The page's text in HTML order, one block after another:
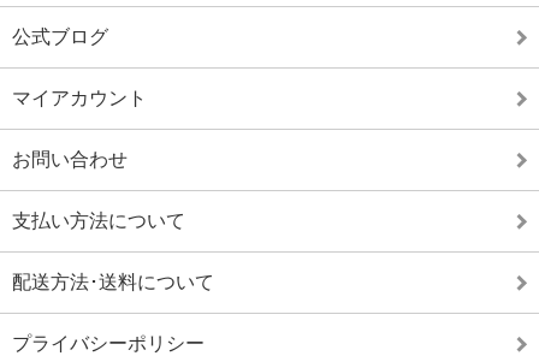
公式ブログ
マイアカウント
お問い合わせ
支払い方法について
配送方法･送料について
プライバシーポリシー